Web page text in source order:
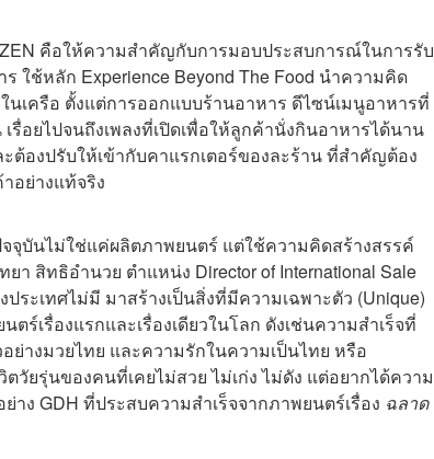
คือให้ความสำคัญกับการมอบประสบการณ์ในการรับ
ร ใช้หลัก Experience Beyond The Food นำความคิด
นเครือ ตั้งแต่การออกแบบร้านอาหาร ดีไซน์เมนูอาหารที่
อยไปจนถึงเพลงที่เปิดเพื่อให้ลูกค้านั่งกินอาหารได้นาน
องปรับให้เข้ากับคาแรกเตอร์ของละร้าน ที่สำคัญต้อง
อย่างแท้จริง
จุบันไม่ใช่แค่ผลิตภาพยนตร์ แต่ใช้ความคิดสร้างสรรค์
ยา สิทธิอำนวย ตำแหน่ง Director of International Sale
ะเทศไม่มี มาสร้างเป็นสิ่งที่มีความเฉพาะตัว (Unique)
ร์เรื่องแรกและเรื่องเดียวในโลก ดังเช่นความสำเร็จที่
ย่างมวยไทย และความรักในความเป็นไทย หรือ
วัยรุ่นของคนที่เคยไม่สวย ไม่เก่ง ไม่ดัง แต่อยากได้ความ
ง GDH ที่ประสบความสำเร็จจากภาพยนตร์เรื่อง ฉลาด